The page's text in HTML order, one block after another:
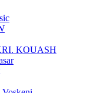
KOUASH